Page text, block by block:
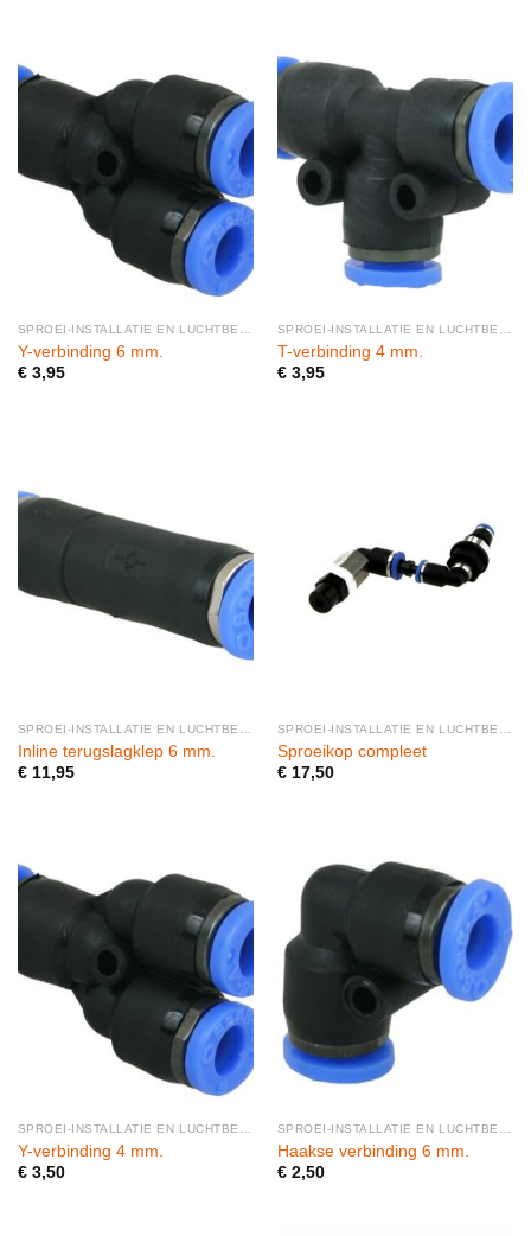
SPROEI-INSTALLATIE EN LUCHTBEVOCHTIGERS
Y-verbinding 6 mm.
€3,95
SPROEI-INSTALLATIE EN LUCHTBEVOCHTIGERS
T-verbinding 4 mm.
€3,95
SPROEI-INSTALLATIE EN LUCHTBEVOCHTIGERS
Inline terugslagklep 6 mm.
€11,95
SPROEI-INSTALLATIE EN LUCHTBEVOCHTIGERS
Sproeikop compleet
€17,50
Y-verbinding 4 mm.
€3,50
Haakse verbinding 6 mm.
€2,50